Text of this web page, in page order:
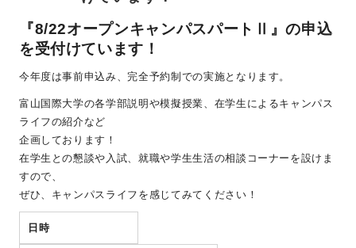
『8/22オープンキャンパスパートⅡ』の申込
を受付けています！
今年度は事前申込み、完全予約制での実施となります。
富山国際大学の各学部説明や模擬授業、在学生によるキャンパス
ライフの紹介など
企画しております！
在学生との懇談や入試、就職や学生生活の相談コーナーを設けま
すので、
ぜひ、キャンパスライフを感じてみてください！
日時